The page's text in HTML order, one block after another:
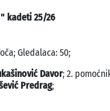
kadeti 25/26
Gledalaca: 50;
Davor; 2.
Predrag;